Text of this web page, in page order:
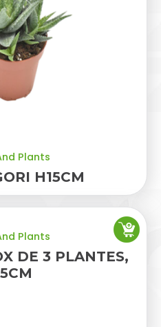
Plants
H15CM
Plants
DE 3 PLANTES,